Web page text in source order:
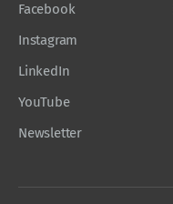
Facebook
Instagram
LinkedIn
YouTube
Newsletter